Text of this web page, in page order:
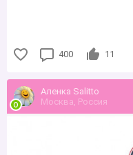
400 11
Аленка Sаlittо
Москва, Россия